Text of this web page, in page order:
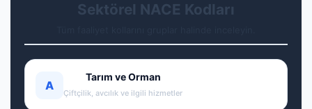
Sektörel NACE Kodları
A
Tarım ve Orman
Çiftçilik, avcılık ve ilgili hizmetler